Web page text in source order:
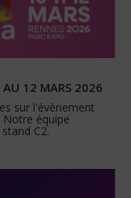
AU 12 MARS 2026
sur l'évènement
équipe
C2.